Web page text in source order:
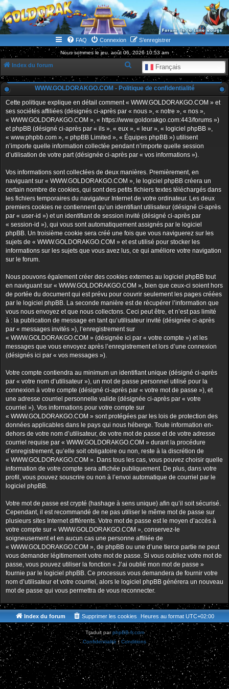
WWW.GOLDORAKGO.COM
le site de la Lune Rouge
FAQ Connexion S’enregistrer
Nous sommes le jeu. août 06, 2026 10:53 am
Index du forum Français
e
c
h
e
c
r
WWW.GOLDORAKGO.COM - Politique de confidentialité
Cette politique explique en détail comment « WWW.GOLDORAKGO.COM » et
ses sociétés affiliées (désignés ci-après par « nous », « notre », « nos »,
« WWW.GOLDORAKGO.COM », « https://www.goldorakgo.com:443/forums »)
et phpBB (désigné ci-après par « ils », « eux », « leur », « logiciel phpBB »,
« www.phpbb.com », « phpBB Limited », « Équipes phpBB ») utilisent
n’importe quelle information collectée pendant n’importe quelle session
d’utilisation de votre part (désignée ci-après par « vos informations »).
Vos informations sont collectées de deux manières. Premièrement, en
naviguant sur « WWW.GOLDORAKGO.COM », le logiciel phpBB créera un
certain nombre de cookies, qui sont des petits fichiers textes téléchargés dans
les fichiers temporaires du navigateur Internet de votre ordinateur. Les deux
premiers cookies ne contiennent qu’un identifiant utilisateur (désigné ci-après
par « user-id ») et un identifiant de session invité (désigné ci-après par
« session-id »), qui vous sont automatiquement assignés par le logiciel
phpBB. Un troisième cookie sera créé une fois que vous naviguerez sur les
sujets de « WWW.GOLDORAKGO.COM » et est utilisé pour stocker les
informations sur les sujets que vous avez lus, ce qui améliore votre navigation
sur le forum.
Nous pouvons également créer des cookies externes au logiciel phpBB tout
en naviguant sur « WWW.GOLDORAKGO.COM », bien que ceux-ci soient hors
de portée du document qui est prévu pour couvrir seulement les pages créées
par le logiciel phpBB. La seconde manière est de récupérer l’information que
vous nous envoyez et que nous collectons. Ceci peut être, et n’est pas limité
à : la publication de message en tant qu’utilisateur invité (désignée ci-après
par « messages invités »), l’enregistrement sur
« WWW.GOLDORAKGO.COM » (désignée ici par « votre compte ») et les
messages que vous envoyez après l’enregistrement et lors d’une connexion
(désignés ici par « vos messages »).
Votre compte contiendra au minimum un identifiant unique (désigné ci-après
par « votre nom d’utilisateur »), un mot de passe personnel utilisé pour la
connexion à votre compte (désigné ci-après par « votre mot de passe »), et
une adresse courriel personnelle valide (désignée ci-après par « votre
courriel »). Vos informations pour votre compte sur
« WWW.GOLDORAKGO.COM » sont protégées par les lois de protection des
données applicables dans le pays qui nous héberge. Toute information en-
dehors de votre nom d’utilisateur, de votre mot de passe et de votre adresse
courriel requise par « WWW.GOLDORAKGO.COM » durant la procédure
d’enregistrement, qu’elle soit obligatoire ou non, reste à la discrétion de
« WWW.GOLDORAKGO.COM ». Dans tous les cas, vous pouvez choisir quelle
information de votre compte sera affichée publiquement. De plus, dans votre
profil, vous pouvez souscrire ou non à l’envoi automatique de courriel par le
logiciel phpBB.
Votre mot de passe est crypté (hashage à sens unique) afin qu’il soit sécurisé.
Cependant, il est recommandé de ne pas utiliser le même mot de passe sur
plusieurs sites Internet différents. Votre mot de passe est le moyen d’accès à
votre compte sur « WWW.GOLDORAKGO.COM », conservez-le
soigneusement et en aucun cas une personne affiliée de
« WWW.GOLDORAKGO.COM », de phpBB ou une d’une tierce partie ne peut
vous demander légitimement votre mot de passe. Si vous oubliez votre mot de
passe, vous pouvez utiliser la fonction « J’ai oublié mon mot de passe »
fournie par le logiciel phpBB. Ce processus vous demandera de fournir votre
nom d’utilisateur et votre courriel, alors le logiciel phpBB générera un nouveau
mot de passe qui vous permettra de vous reconnecter.
Index du forum Heures au format UTC+02:00
Supprimer les cookies
Traduit parphpBB-fr.com
Confidentialité | Conditions